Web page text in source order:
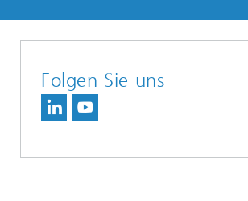
Folgen Sie uns